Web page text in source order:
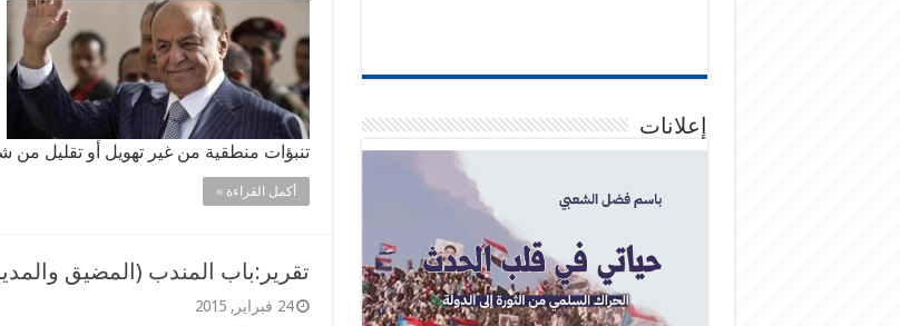
تنبؤات منطقية من غير تهويل أو تقليل من
أكمل القراءة »
تقرير:باب المندب (المضيق
24 فبراير, 2015
إعلانات